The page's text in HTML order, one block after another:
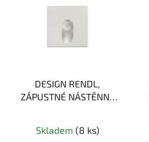
DESIGN RENDL,
ZÁPUSTNÉ NÁSTĚNNÉ
hodnocení
Skladem (8 ks)